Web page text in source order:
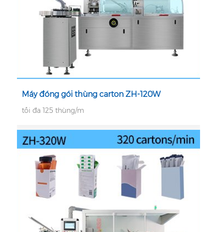
Máy đóng gói thùng carton ZH-120W
tối đa 125 thùng/m